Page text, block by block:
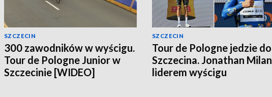
SZCZECIN
300 zawodników w wyścigu.
Tour de Pologne Junior w
Szczecinie [WIDEO]
SZCZECIN
Tour de Pologne jedzie do
Szczecina. Jonathan Milan
liderem wyścigu